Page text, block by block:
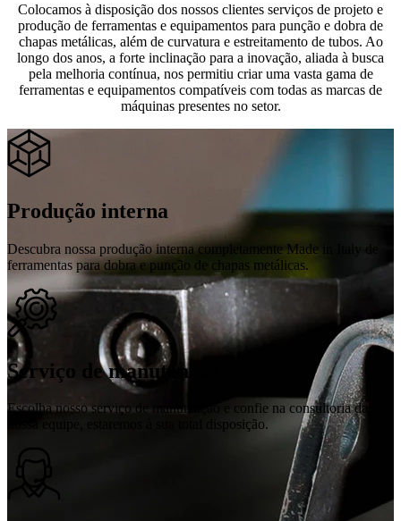
Colocamos à disposição dos nossos clientes serviços de projeto e
produção de ferramentas e equipamentos para punção e dobra de
chapas metálicas, além de curvatura e estreitamento de tubos. Ao
longo dos anos, a forte inclinação para a inovação, aliada à busca
pela melhoria contínua, nos permitiu criar uma vasta gama de
ferramentas e equipamentos compatíveis com todas as marcas de
máquinas presentes no setor.
Produção interna
Descubra nossa produção interna completamente Made in Italy de
ferramentas para dobra e punção de chapas metálicas.
Serviço de manutenção
Escolha nosso serviço de manutenção e confie na consultoria da
nossa equipe, estaremos à sua total disposição.